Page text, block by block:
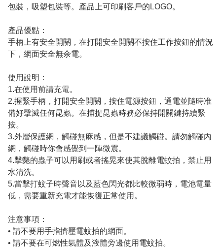
包裝，吸塑包裝等。產品上可印刷客戶的LOGO。
產品優點：
手柄上有安全開關，在打開安全開關不按住工作按鈕的情況
下，網面安全無余電。
使用說明：
1.在使用前請充電。
2.握緊手柄，打開安全開關，按住電源按鈕，通電並隨時准
備好擊滅任何昆蟲。在捕捉昆蟲時務必保持開關鍵持續緊
按。
3.外層保護網，觸碰無麻感，但是不建議觸碰。請勿觸碰內
網，觸碰時你會感覺到一陣微震。
4.擊斃的蟲子可以用刷或者搖晃來使其脫離電蚊拍，禁止用
水清洗。
5.當擊打蚊子時聲音以及藍色閃光都比較微弱時，電池電量
低，需要重新充電才能恢復正常使用。
注意事項：
• 請不要用手指擠壓電蚊拍的網面。
• 請不要在可燃性氣體及液體旁邊使用電蚊拍。